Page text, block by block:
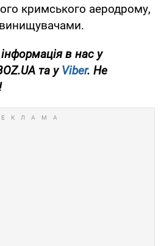
кримського аеродрому,
в нас у
та уViber. Не